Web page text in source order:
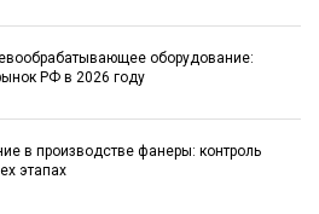
оборудование:
РФ в 2026 году
в производстве фанеры: контроль
этапах